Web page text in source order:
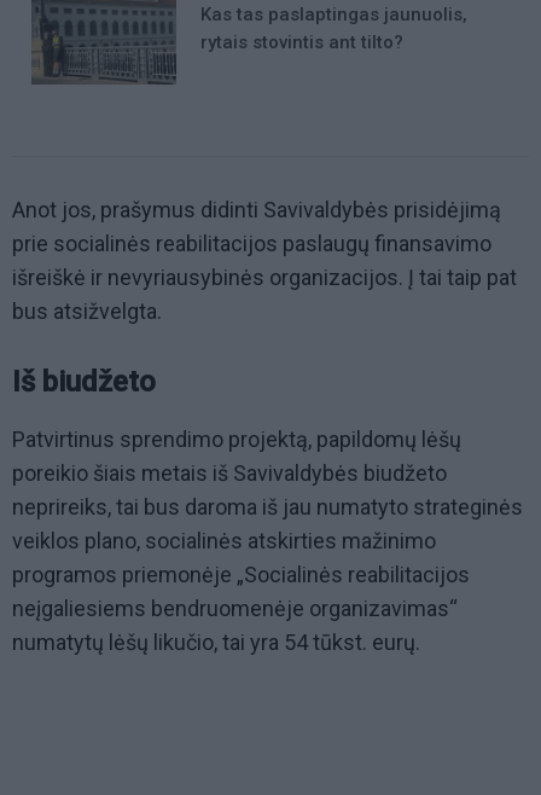
Kas tas paslaptingas jaunuolis,
rytais stovintis ant tilto?
Anot jos, prašymus didinti Savivaldybės prisidėjimą
prie socialinės reabilitacijos paslaugų finansavimo
išreiškė ir nevyriausybinės organizacijos. Į tai taip pat
bus atsižvelgta.
Iš biudžeto
Patvirtinus sprendimo projektą, papildomų lėšų
poreikio šiais metais iš Savivaldybės biudžeto
neprireiks, tai bus daroma iš jau numatyto strateginės
veiklos plano, socialinės atskirties mažinimo
programos priemonėje „Socialinės reabilitacijos
neįgaliesiems bendruomenėje organizavimas“
numatytų lėšų likučio, tai yra 54 tūkst. eurų.